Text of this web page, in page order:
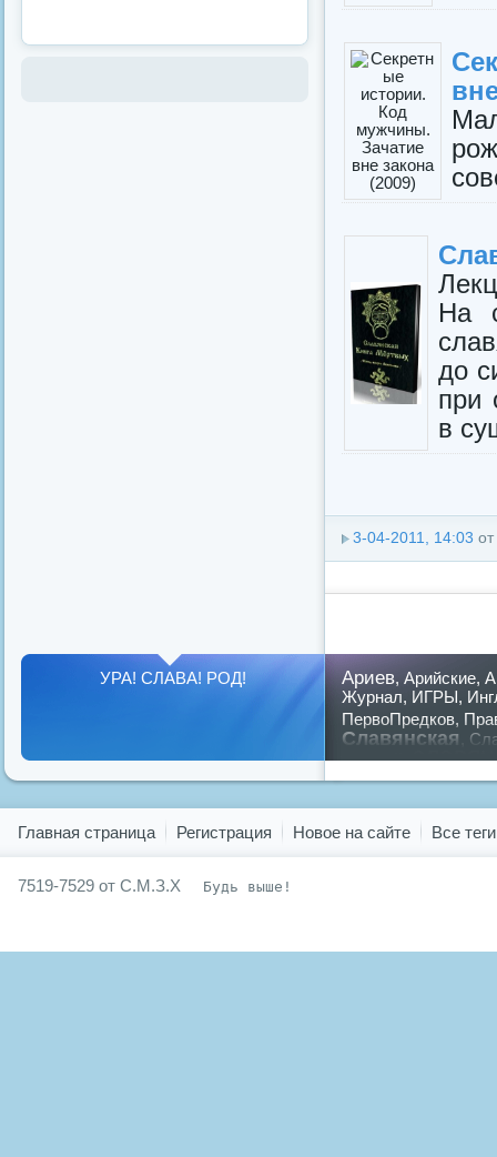
На
до
при
в
3-04-2011, 14:03 от
Ариев, Арийские,
Журнал, ИГРЫ,
ПервоПредков,
Славянская
русский,славян
УРА! СЛАВА! РОД!
Главная страница Регистрация Новое на сайте Все теги
7519-7529 от С.М.З.Х Будь выше!